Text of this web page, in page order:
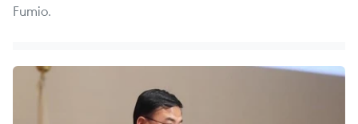
Fumio.